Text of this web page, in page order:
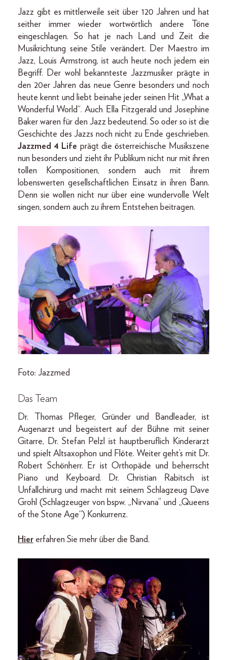
Jazz gibt es mittlerweile seit über 120 Jahren und hat
seither immer wieder wortwörtlich andere Töne
eingeschlagen. So hat je nach Land und Zeit die
Musikrichtung seine Stile verändert. Der Maestro im
Jazz, Louis Armstrong, ist auch heute noch jedem ein
Begriff. Der wohl bekannteste Jazzmusiker prägte in
den 20er Jahren das neue Genre besonders und noch
heute kennt und liebt beinahe jeder seinen Hit „What a
Wonderful World“. Auch Ella Fitzgerald und Josephine
Baker waren für den Jazz bedeutend. So oder so ist die
Geschichte des Jazzs noch nicht zu Ende geschrieben.
Jazzmed 4 Life prägt die österreichische Musikszene
nun besonders und zieht ihr Publikum nicht nur mit ihren
tollen Kompositionen, sondern auch mit ihrem
lobenswerten gesellschaftlichen Einsatz in ihren Bann.
Denn sie wollen nicht nur über eine wundervolle Welt
singen, sondern auch zu ihrem Entstehen beitragen.
Foto: Jazzmed
Das Team
Dr. Thomas Pfleger, Gründer und Bandleader, ist
Augenarzt und begeistert auf der Bühne mit seiner
Gitarre, Dr. Stefan Pelzl ist hauptberuflich Kinderarzt
und spielt Altsaxophon und Flöte. Weiter geht’s mit Dr.
Robert Schönherr. Er ist Orthopäde und beherrscht
Piano und Keyboard. Dr. Christian Rabitsch ist
Unfallchirurg und macht mit seinem Schlagzeug Dave
Grohl (Schlagzeuger von bspw. „Nirvana” und „Queens
of the Stone Age“) Konkurrenz.
Hier erfahren Sie mehr über die Band.